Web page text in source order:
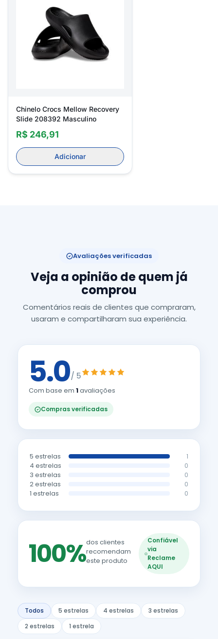
Chinelo Crocs Mellow Recovery
Slide 208392 Masculino
R$ 246,91
Adicionar
Avaliações verificadas
Veja a opinião de quem já
comprou
Comentários reais de clientes que compraram,
usaram e compartilharam sua experiência.
5.0/ 5
Com base em 1avaliações
Compras verificadas
5 estrelas 1
4 estrelas 0
3 estrelas 0
2 estrelas 0
1 estrelas 0
100%dos clientes
recomendam
este produto
Confiável
via
Reclame
AQUI
Todos 5 estrelas 4 estrelas
3 estrelas
2 estrelas
1 estrela